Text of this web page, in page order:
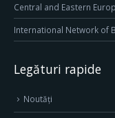
Central and Eastern
International Network of
Legături rapide
Noutăți